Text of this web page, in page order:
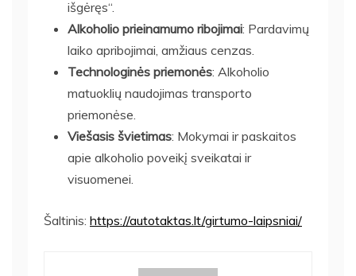
išgėręs“.
Alkoholio prieinamumo ribojimai: Pardavimų
laiko apribojimai, amžiaus cenzas.
Technologinės priemonės: Alkoholio
matuoklių naudojimas transporto
priemonėse.
Viešasis švietimas: Mokymai ir paskaitos
apie alkoholio poveikį sveikatai ir
visuomenei.
Šaltinis: https://autotaktas.lt/girtumo-laipsniai/